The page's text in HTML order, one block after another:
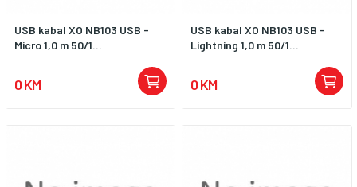
USB kabal XO NB103 USB -
Micro 1,0 m 50/1...
0 KM
USB kabal XO NB103 USB -
Lightning 1,0 m 50/1...
0 KM